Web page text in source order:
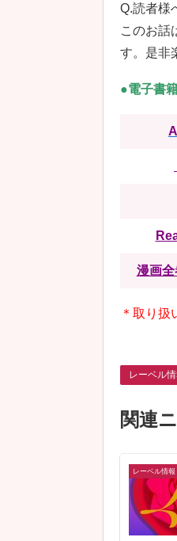
Q.読者様
このお話
す。是非
●電子書
漫画
＊取り扱
レーベル
関連
レーベル情報